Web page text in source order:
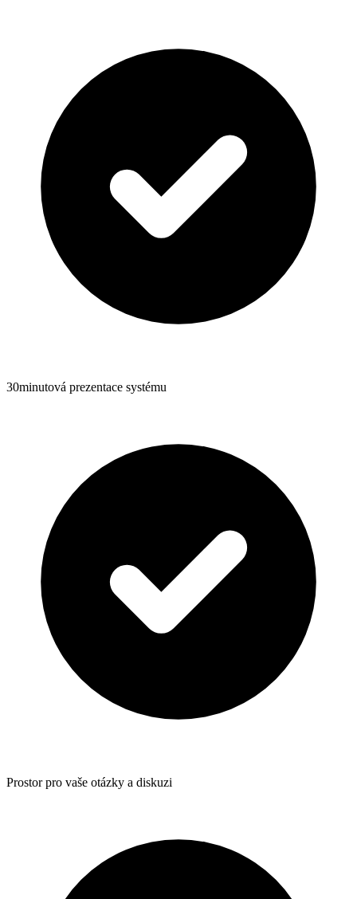
30minutová prezentace systému
Prostor pro vaše otázky a diskuzi